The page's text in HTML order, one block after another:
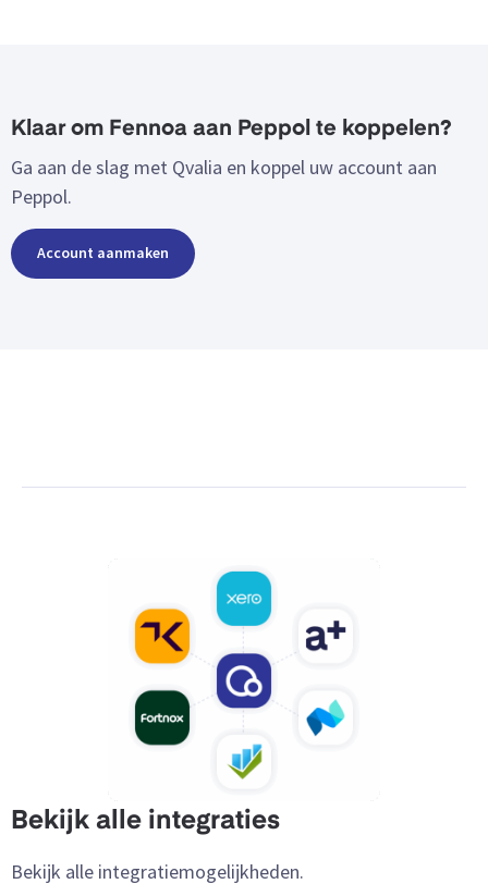
Klaar om Fennoa aan Peppol te koppelen?
Ga aan de slag met Qvalia en koppel uw account aan
Peppol.
Account aanmaken
Bekijk alle integraties
Bekijk alle integratiemogelijkheden.